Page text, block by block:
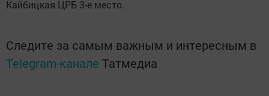
Кайбицкая ЦРБ 3-е место.
Следите за самым важным и интересным в
Telegram-канале Татмедиа